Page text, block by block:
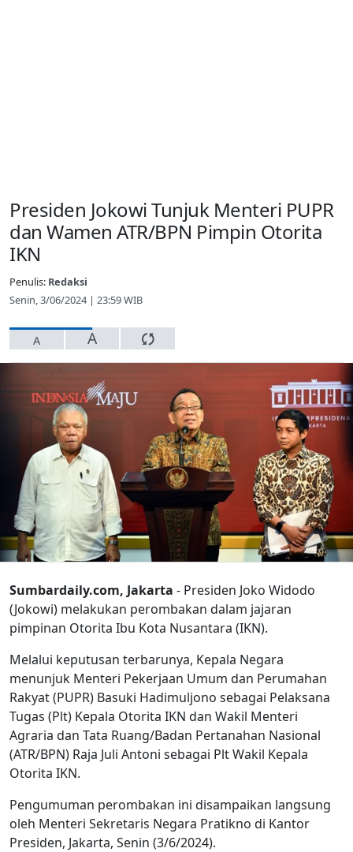
Presiden Jokowi Tunjuk Menteri PUPR
dan Wamen ATR/BPN Pimpin Otorita
IKN
Penulis: Redaksi
Senin, 3/06/2024 | 23:59 WIB
A A
Sumbardaily.com, Jakarta - Presiden Joko Widodo
(Jokowi) melakukan perombakan dalam jajaran
pimpinan Otorita Ibu Kota Nusantara (IKN).
Melalui keputusan terbarunya, Kepala Negara
menunjuk Menteri Pekerjaan Umum dan Perumahan
Rakyat (PUPR) Basuki Hadimuljono sebagai Pelaksana
Tugas (Plt) Kepala Otorita IKN dan Wakil Menteri
Agraria dan Tata Ruang/Badan Pertanahan Nasional
(ATR/BPN) Raja Juli Antoni sebagai Plt Wakil Kepala
Otorita IKN.
Pengumuman perombakan ini disampaikan langsung
oleh Menteri Sekretaris Negara Pratikno di Kantor
Presiden, Jakarta, Senin (3/6/2024).